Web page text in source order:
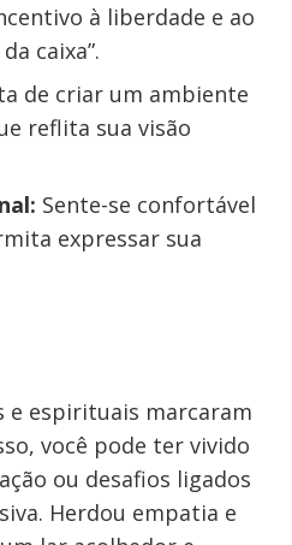
à liberdade e ao
caixa”.
de criar um ambiente
reflita sua visão
Sente-se confortável
expressar sua
e espirituais marcaram
você pode ter vivido
ou desafios ligados
Herdou empatia e